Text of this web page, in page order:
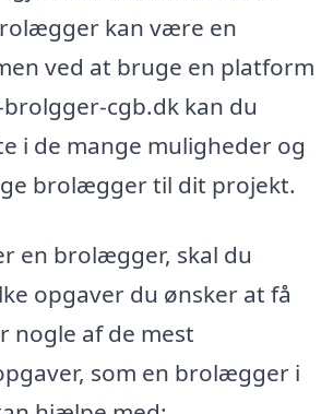
kan være en
ved at bruge en platform
cgb.dk kan du
i de mange muligheder og
brolægger til dit projekt.
en brolægger, skal du
opgaver du ønsker at få
nogle af de mest
som en brolægger i